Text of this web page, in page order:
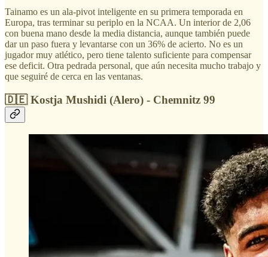
Tainamo es un ala-pivot inteligente en su primera temporada en
Europa, tras terminar su periplo en la NCAA. Un interior de 2,06
con buena mano desde la media distancia, aunque también puede
dar un paso fuera y levantarse con un 36% de acierto. No es un
jugador muy atlético, pero tiene talento suficiente para compensar
ese deficit. Otra pedrada personal, que aún necesita mucho trabajo y
que seguiré de cerca en las ventanas.
🇩🇪 Kostja Mushidi (Alero) - Chemnitz 99